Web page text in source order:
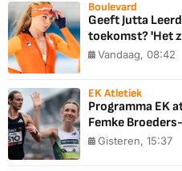
Boulevard
Geeft Jutta
toekomst? 'Het
Vandaag, 08:42
EK Atletiek
Programma EK
Femke
Gisteren, 15:37